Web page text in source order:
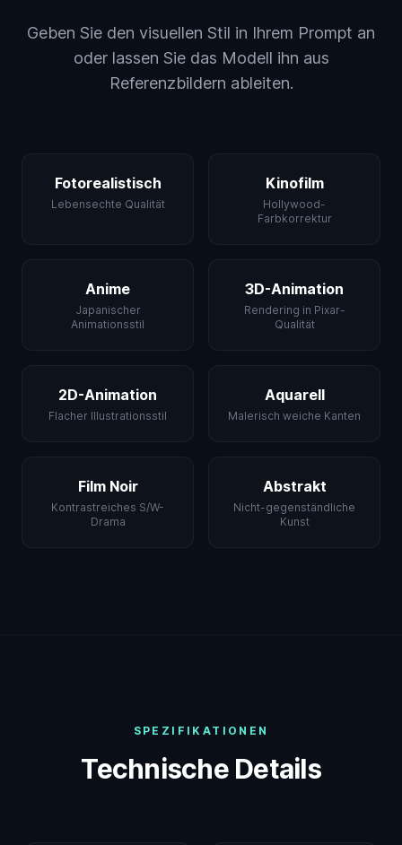
Geben Sie den visuellen Stil in Ihrem Prompt an
oder lassen Sie das Modell ihn aus
Referenzbildern ableiten.
Fotorealistisch
Lebensechte Qualität
Kinofilm
Hollywood-
Farbkorrektur
Anime
Japanischer
Animationsstil
3D-Animation
Rendering in Pixar-
Qualität
2D-Animation
Flacher Illustrationsstil
Aquarell
Malerisch weiche Kanten
Film Noir
Kontrastreiches S/W-
Drama
Abstrakt
Nicht-gegenständliche
Kunst
SPEZIFIKATIONEN
Technische Details